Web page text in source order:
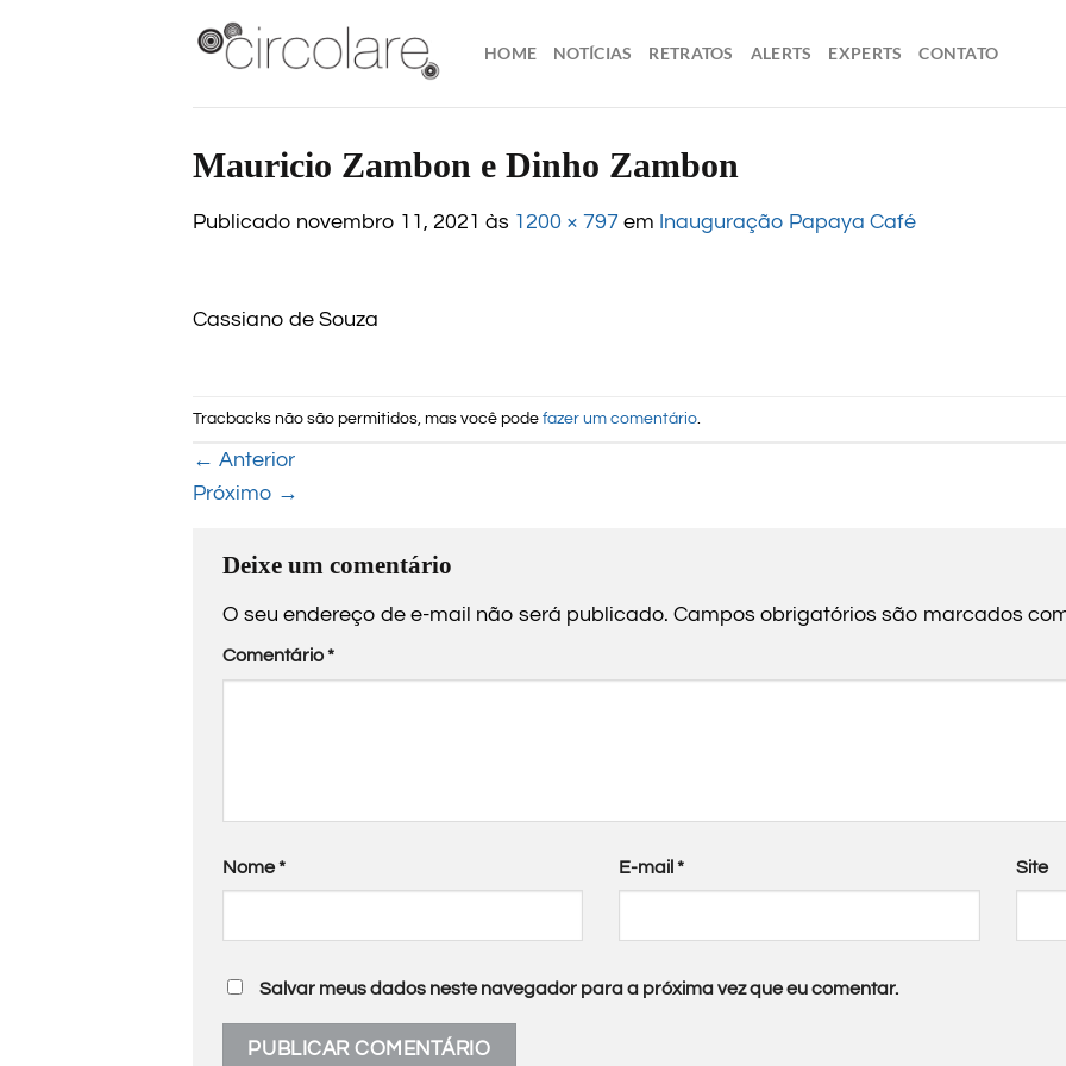
HOME NOTÍCIAS RETRATOS ALERTS EXPERTS CONTATO
Mauricio Zambon e Dinho Zambon
Publicado novembro 11, 2021 às 1200 × 797 em Inauguração Papaya Café
Cassiano de Souza
Tracbacks não são permitidos, mas você pode fazer um comentário
← Anterior
Próximo →
Deixe um comentário
O seu endereço de e-mail não será publicado. Campos obrigatórios são marcados
Comentário*
Nome* E-mail* Site
Salvar meus dados neste navegador para a próxima vez que eu comentar.